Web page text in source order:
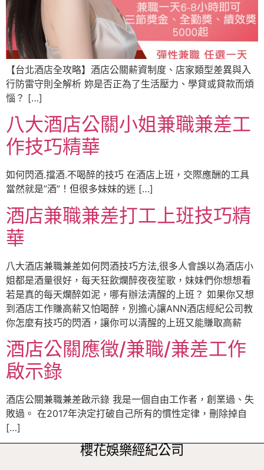
【台北酒店全攻略】酒店公關薪資制度、店家類型差異與入
行防雷守則全解析 妳是否正為了生活壓力、學貸或貸款而煩
惱？ […]
八大酒店公關小姐兼職兼差工
作技巧精華
如何閃酒.擋酒.不喝醉的技巧 在酒店上班，交際應酬的工具
當然就是”酒”！但很多妹妹的迷 […]
酒店兼職兼差打工上班技巧精
華
八大酒店兼職兼差如何閃酒技巧方法,很多人會誤以為酒店小
姐都是酒量很好，每天狂飲爛醉夜夜笙歌，妹妹們你想想看
若是真的每天爛醉如泥，哪有辦法清醒的上班？ 如果你又想
到酒店工作賺高薪又怕喝醉，別擔心讓ANN酒店經紀公司教
你怎麼有技巧的閃酒，讓你可以清醒的上班又能賺取高薪
酒店公關應徵/兼職/兼差工作
啟示錄
酒店公關兼職兼差啟示錄 我是一個自由工作者，創業過、失
敗過。 在2017年決定打破自己所有的慣性定律，刪除掉自
[…]
櫻花娛樂經紀公司